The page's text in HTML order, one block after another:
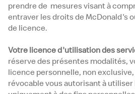
prendre de mesures visant à
entraver les droits de McDonald's
de licence.
Votre licence d'utilisation des
réserve des présentes modalités,
licence personnelle, non
révocable vous autorisant à